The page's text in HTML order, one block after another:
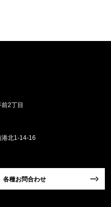
2丁目
北1-14-16
各種お問合わせ